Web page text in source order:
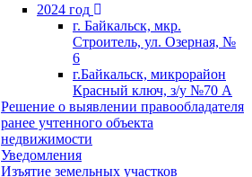
2024 год
г. Байкальск, мкр.
Строитель, ул. Озерная, №
6
г.Байкальск, микрорайон
Красный ключ, з/у №70 А
Решение о выявлении правообладателя
ранее учтенного объекта
недвижимости
Уведомления
Изъятие земельных участков